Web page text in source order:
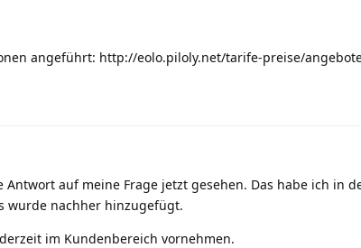
angeführt: http://eolo.piloly.net/tarife-preise/
auf meine Frage jetzt gesehen. Das habe ich in
wurde nachher hinzugefügt.
im Kundenbereich vornehmen.